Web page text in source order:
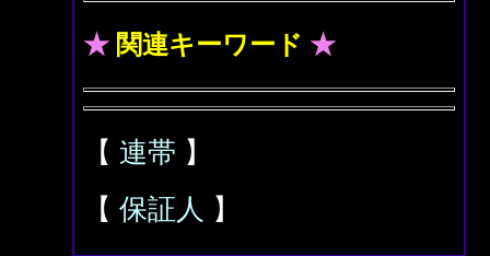
★ 関連キーワード ★
【 連帯 】
【 保証人 】